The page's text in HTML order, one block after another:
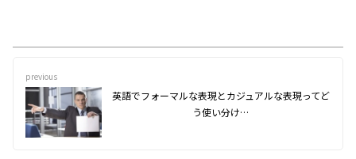
previous
英語でフォーマルな表現とカジュアルな表現ってど
う使い分け…